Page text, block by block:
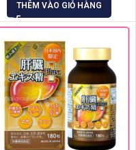
THÊM VÀO GIỎ HÀNG